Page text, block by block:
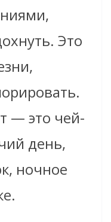
Это
— это чей-
день,
ночное